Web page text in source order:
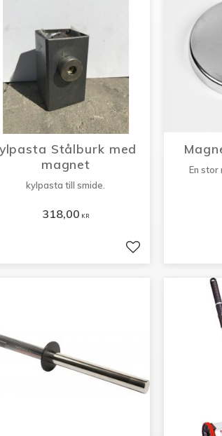
Stålburk med
magnet
kylpasta till smide.
318,00 KR
Lägg till i favoriter
En